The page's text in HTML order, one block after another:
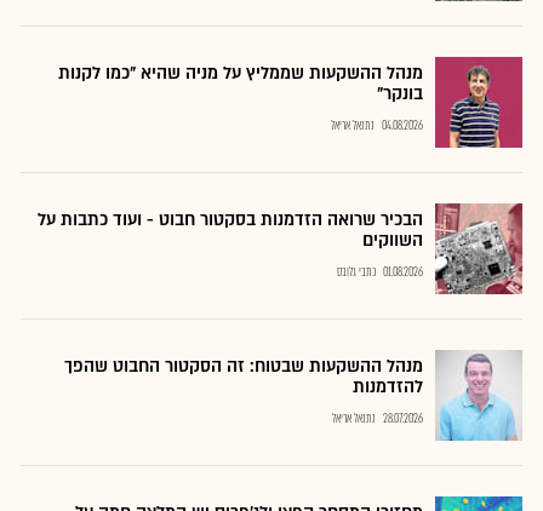
מנהל ההשקעות שממליץ על מניה שהיא "כמו לקנות
בונקר"
04.08.2026 נתנאל אריאל
הבכיר שרואה הזדמנות בסקטור חבוט - ועוד כתבות על
השווקים
01.08.2026 כתבי גלובס
מנהל ההשקעות שבטוח: זה הסקטור החבוט שהפך
להזדמנות
28.07.2026 נתנאל אריאל